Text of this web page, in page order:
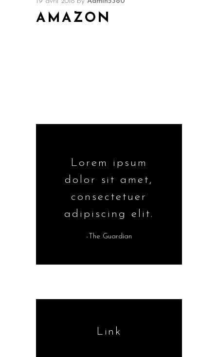
AMAZON
Lorem ipsum
dolor sit amet,
consectetuer
adipiscing elit.
-The Guardian
Link